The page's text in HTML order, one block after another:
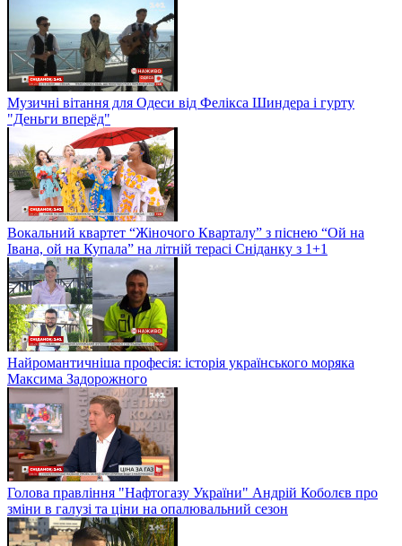
Музичні вітання для Одеси від Фелікса Шиндера і гурту
"Деньги вперёд"
Вокальний квартет “Жіночого Кварталу” з піснею “Ой на
Івана, ой на Купала” на літній терасі Сніданку з 1+1
Найромантичніша професія: історія українського моряка
Максима Задорожного
Голова правління "Нафтогазу України" Андрій Коболєв про
зміни в галузі та ціни на опалювальний сезон